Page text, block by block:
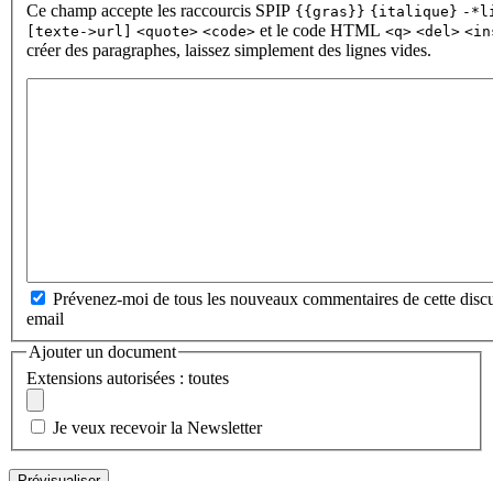
Ce champ accepte les raccourcis SPIP {{gras}} {italique} -
[texte->url]
<quote> <code> et le code HTML <q> <del>
créer des paragraphes, laissez simplement des lignes vides.
Prévenez-moi de tous les nouveaux commentaires de cette
email
Ajouter un document
Extensions autorisées : toutes
Je veux recevoir la Newsletter